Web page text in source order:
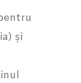
și